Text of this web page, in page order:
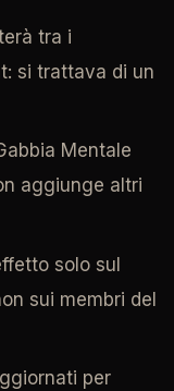
tra i
si trattava di un
Mentale
aggiunge altri
solo sul
sui membri del
per